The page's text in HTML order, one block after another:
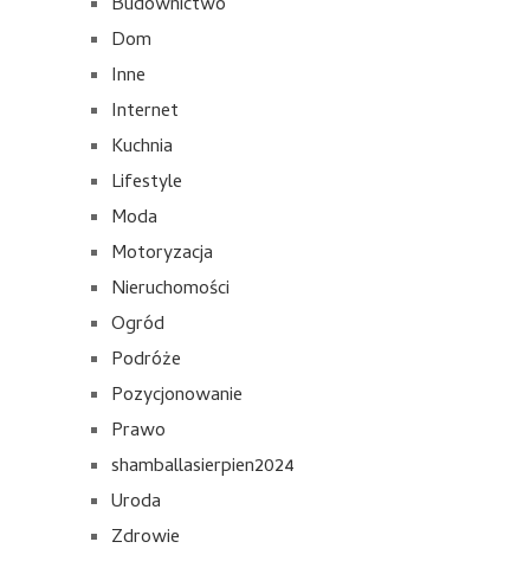
Dom
Inne
Internet
Kuchnia
Lifestyle
Moda
Motoryzacja
Nieruchomości
Ogród
Podróże
Pozycjonowanie
Prawo
shamballasierpien2024
Uroda
Zdrowie